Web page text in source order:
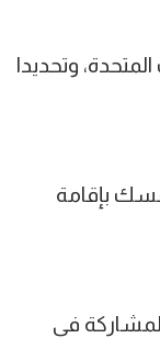
وتحديدا
بإقامة
في